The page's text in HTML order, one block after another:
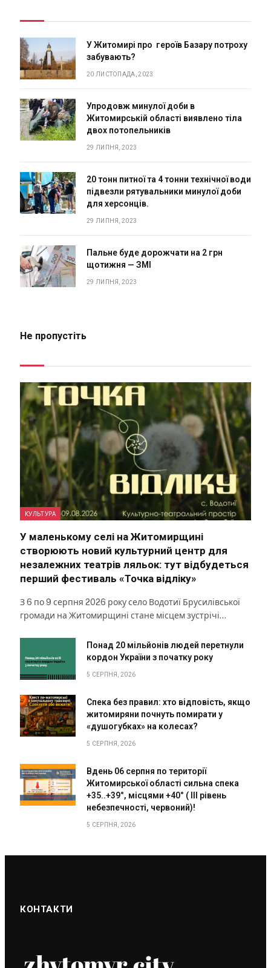
У Житомирі про героїв Базару потроху
забувають?
20 ЛИСТОПАДА, 2023
Упродовж минулої доби в
Житомирській області виявлено тіла
двох потопельників
29 ЛИПНЯ, 2023
20 тонн питної та 4 тонни технічної води
підвезли рятувальники минулої доби
для херсонців.
29 ЛИПНЯ, 2023
Пальне буде дорожчати на 2 грн
щотижня — ЗМІ
29 ЛИПНЯ, 2023
Не пропустіть
КУЛЬТУРА
У маленькому селі на Житомирщині
створюють новий культурний центр для
незалежних театрів ляльок: тут відбудеться
перший фестиваль «Точка відліку»
З 6 по 9 серпня 2026 року село Водотиї Брусилівської
громади на Житомирщині стане місцем зустрічі…
Понад 20 мільйонів людей перетнули
кордон України з початку року
5 СЕРПНЯ, 2026
Спека без правил: хто відповість, якщо
житомиряни почнуть помирати у
«душогубках» на колесах?
5 СЕРПНЯ, 2026
Вдень 06 серпня по території
Житомирської області сильна спека
+35..+39°, місцями +40° ( III рівень
небезпечності, червоний)!
5 СЕРПНЯ, 2026
КОНТАКТИ